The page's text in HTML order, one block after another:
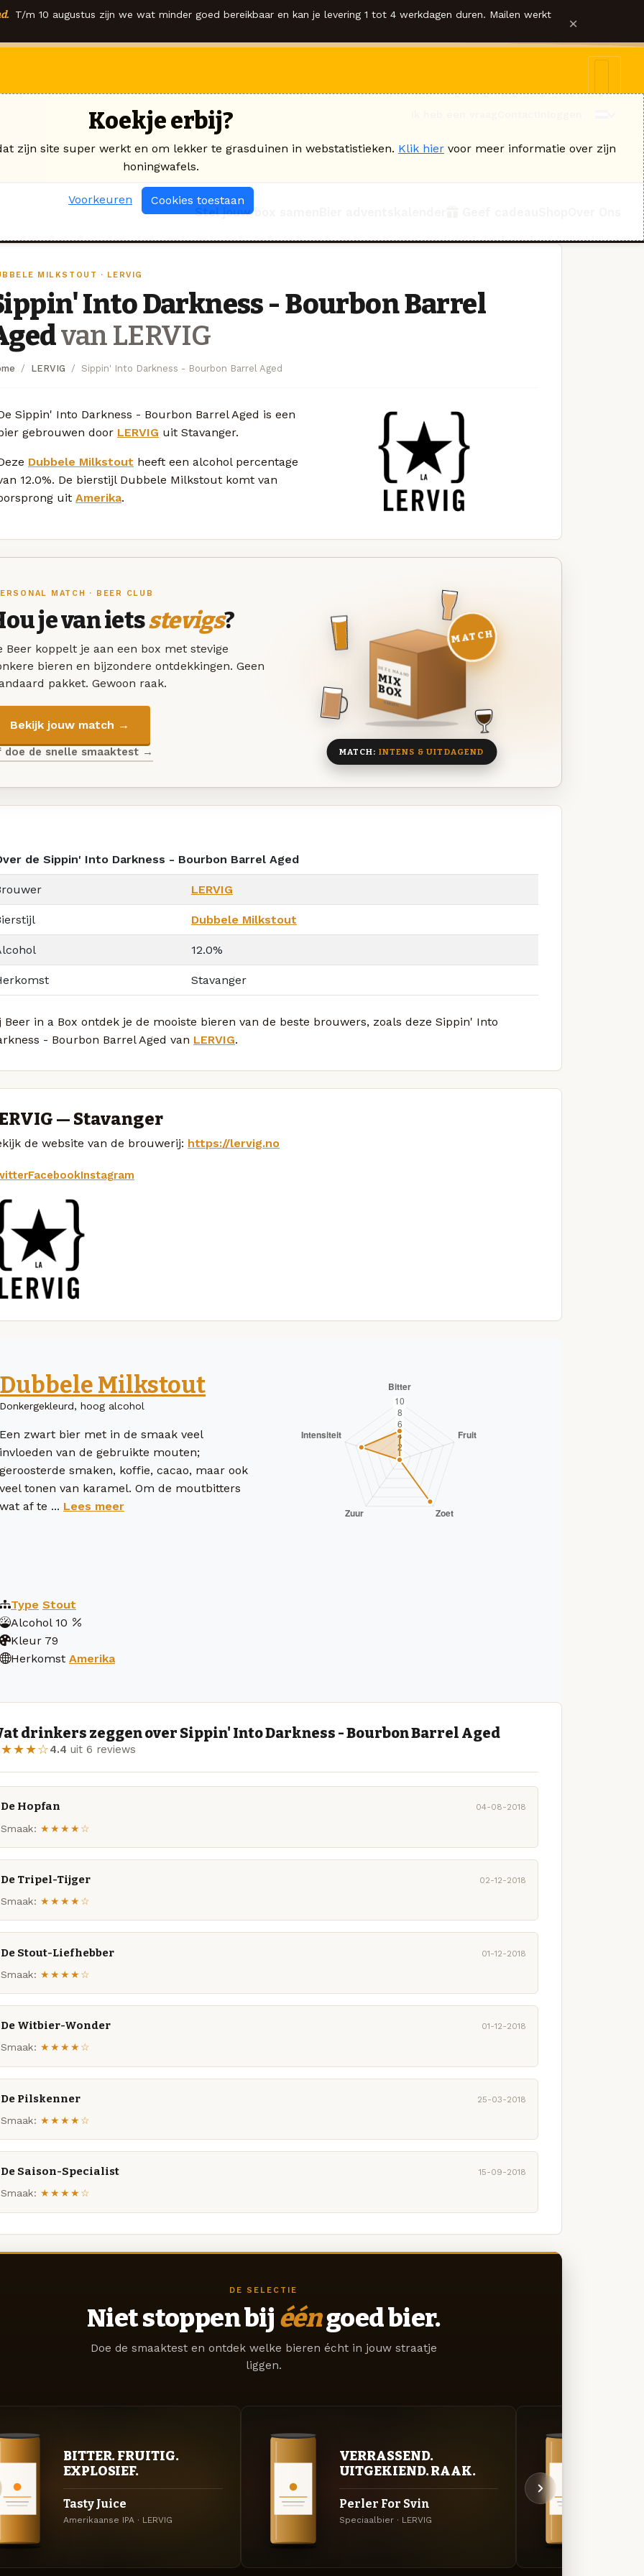
T/m 10 augustus zijn we wat minder goed bereikbaar en kan je levering 1 tot 4 werkdagen duren. Mailen werkt ×
Stel jouw box samen
MILKSTOUT · LERVIG
Into Darkness - Bourbon Barrel
van LERVIG
LERVIG Sippin' Into Darkness - Bourbon Barrel Aged
Sippin' Into Darkness - Bourbon Barrel Aged is een
gebrouwen door LERVIG uit Stavanger.
Dubbele Milkstout heeft een alcohol percentage
12.0%. De bierstijl Dubbele Milkstout komt van
uit Amerika.
MATCH · BEER CLUB
je van ietsstevigs?
Beer koppelt je aan een box met stevige
bieren en bijzondere ontdekkingen. Geen
pakket. Gewoon raak.
Bekijk jouw match →
doe de snelle smaaktest →
DEZE MAAND
MIX
BOX
8 BIEREN
MATCH
MATCH: INTENS & UITDAGEND
de Sippin' Into Darkness - Bourbon Barrel Aged
LERVIG
Dubbele Milkstout
12.0%
Stavanger
Beer in a Box ontdek je de mooiste bieren van de beste brouwers, zoals deze Sippin' Into
- Bourbon Barrel Aged van LERVIG.
— Stavanger
de website van de brouwerij: https://lervig.no
FacebookInstagram
Dubbele Milkstout
Donkergekleurd, hoog alcohol
Een zwart bier met in de smaak veel
invloeden van de gebruikte mouten;
geroosterde smaken, koffie, cacao, maar ook
veel tonen van karamel. Om de moutbitters
wat af te ... Lees meer
Type Stout
Alcohol 10
Kleur 79
Herkomst Amerika
drinkers zeggen over Sippin' Into Darkness - Bourbon Barrel Aged
4.4 uit 6 reviews
De Hopfan 04-08-2018
Smaak: ★★★★☆
De Tripel-Tijger 02-12-2018
Smaak: ★★★★☆
De Stout-Liefhebber 01-12-2018
Smaak: ★★★★☆
De Witbier-Wonder 01-12-2018
Smaak: ★★★★☆
De Pilskenner 25-03-2018
Smaak: ★★★★☆
De Saison-Specialist 15-09-2018
Smaak: ★★★★☆
DE SELECTIE
Niet stoppen bij ééngoed bier.
Doe de smaaktest en ontdek welke bieren écht in jouw straatje
liggen.
BITTER. FRUITIG.
EXPLOSIEF.
Tasty Juice
Amerikaanse IPA · LERVIG
VERRASSEND.
UITGEKIEND. RAAK.
Perler For Svin
Speciaalbier · LERVIG
Koekje erbij?
zijn site super werkt en om lekker te grasduinen in webstatistieken. Klik hier voor meer informatie over zijn
honingwafels.
Voorkeuren Cookies toestaan